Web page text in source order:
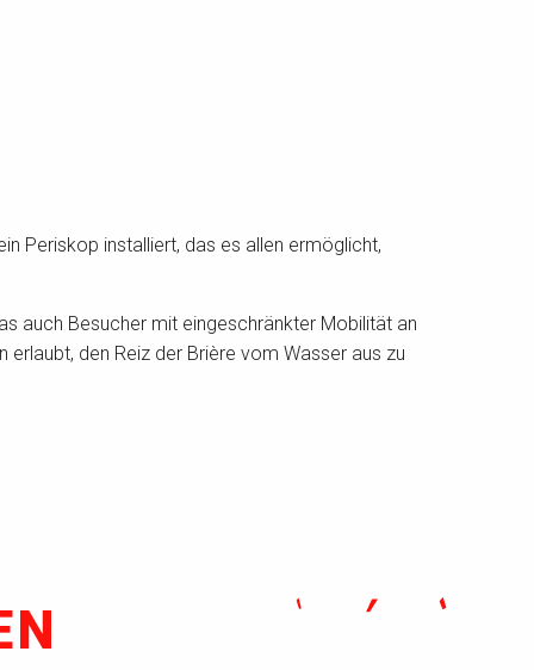
Periskop installiert, das es allen ermöglicht,
auch Besucher mit eingeschränkter Mobilität an
den Reiz der Brière vom Wasser aus zu